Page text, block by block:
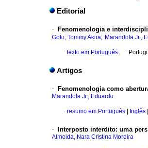
Editorial
· Fenomenologia e
Goto, Tommy Akira; Marandola Jr.,
· texto em Português ·
Artigos
· Fenomenologia como
Marandola Jr., Eduardo
· resumo em Português Inglês
· Interposto interdito: uma
Almeida, Nara Cristina Moreira